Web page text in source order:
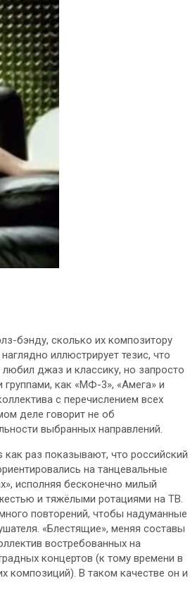
бэнду, сколько их композитору
иллюстрирует тезис, что
джаз и классику, но запросто
как «МФ-3», «Амега» и
с перечислением всех
деле говорит не об
выбранных направлений.
как раз показывают, что российский
на танцевальные
исполняя бесконечно милый
и тяжёлыми ротациями на ТВ.
повторений, чтобы надуманные
«Блестящие», меняя составы
востребованных на
концертов (к тому времени в
композиций). В таком качестве он и